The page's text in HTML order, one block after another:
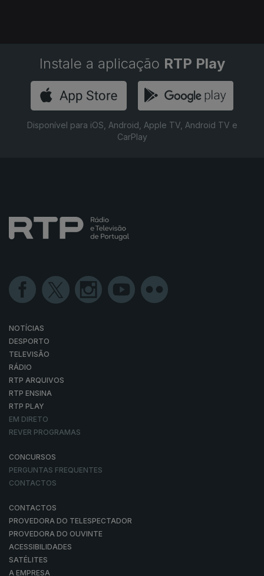
Instale a aplicação RTP Play
Disponível para iOS, Android, Apple TV, Android TV e
CarPlay
NOTÍCIAS
DESPORTO
TELEVISÃO
RÁDIO
RTP ARQUIVOS
RTP ENSINA
RTP PLAY
EM DIRETO
REVER PROGRAMAS
CONCURSOS
PERGUNTAS FREQUENTES
CONTACTOS
CONTACTOS
PROVEDORA DO TELESPECTADOR
PROVEDORA DO OUVINTE
ACESSIBILIDADES
SATÉLITES
A EMPRESA